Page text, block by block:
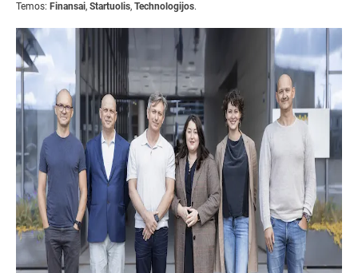
Temos: Finansai, Startuolis, Technologijos.